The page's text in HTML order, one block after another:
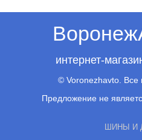
интернет-
© Voronezhavto.
Предложение не
ШИНЫ И